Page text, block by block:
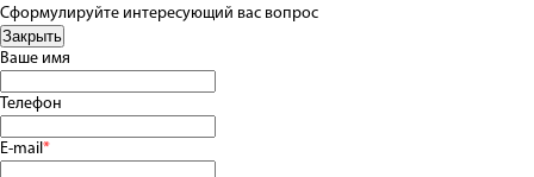
Сформулируйте интересующий вас вопрос
Ваше имя
Телефон
E-mail*